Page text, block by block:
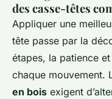
des casse-têtes
Appliquer une
tête passe par la
étapes, la patience
chaque mouvement.
en bois exigent